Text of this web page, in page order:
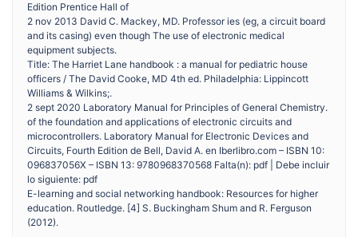
Edition Prentice Hall of
2 nov 2013 David C. Mackey, MD. Professor ies (eg, a circuit board
and its casing) even though The use of electronic medical
equipment subjects.
Title: The Harriet Lane handbook : a manual for pediatric house
officers / The David Cooke, MD 4th ed. Philadelphia: Lippincott
Williams & Wilkins;.
2 sept 2020 Laboratory Manual for Principles of General Chemistry.
of the foundation and applications of electronic circuits and
microcontrollers. Laboratory Manual for Electronic Devices and
Circuits, Fourth Edition de Bell, David A. en Iberlibro.com – ISBN 10:
096837056X – ISBN 13: 9780968370568 Falta(n): pdf | Debe incluir
lo siguiente: pdf
E-learning and social networking handbook: Resources for higher
education. Routledge. [4] S. Buckingham Shum and R. Ferguson
(2012).